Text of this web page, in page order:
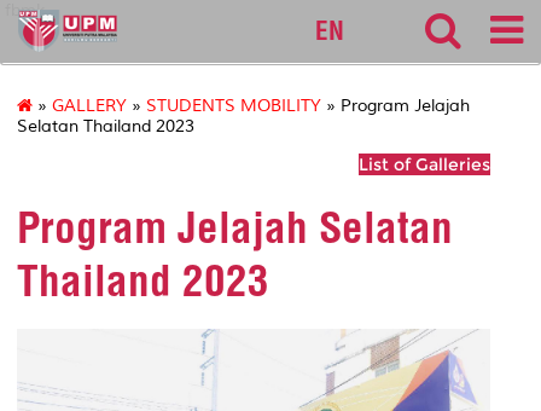
fbmk
EN
» GALLERY » STUDENTS MOBILITY » Program Jelajah
Selatan Thailand 2023
List of Galleries
Program Jelajah Selatan
Thailand 2023